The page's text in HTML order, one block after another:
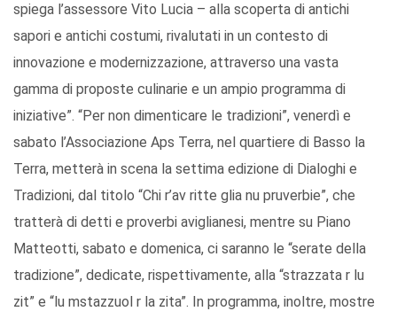
spiega l’assessore Vito Lucia – alla scoperta di antichi
sapori e antichi costumi, rivalutati in un contesto di
innovazione e modernizzazione, attraverso una vasta
gamma di proposte culinarie e un ampio programma di
iniziative”. “Per non dimenticare le tradizioni”, venerdì e
sabato l’Associazione Aps Terra, nel quartiere di Basso la
Terra, metterà in scena la settima edizione di Dialoghi e
Tradizioni, dal titolo “Chi r’av ritte glia nu pruverbie”, che
tratterà di detti e proverbi aviglianesi, mentre su Piano
Matteotti, sabato e domenica, ci saranno le “serate della
tradizione”, dedicate, rispettivamente, alla “strazzata r lu
zit” e “lu mstazzuol r la zita”. In programma, inoltre, mostre